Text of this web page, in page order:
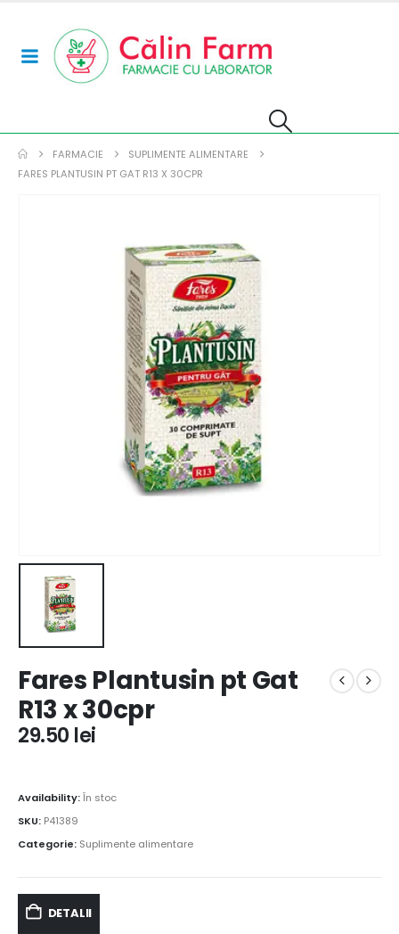
FARMACIE
SUPLIMENTE ALIMENTARE
FARES PLANTUSIN PT GAT R13 X 30CPR
Fares Plantusin pt Gat
R13 x 30cpr
29.50 lei
Availability:În stoc
SKU: P41389
Categorie: Suplimente alimentare
DETALII